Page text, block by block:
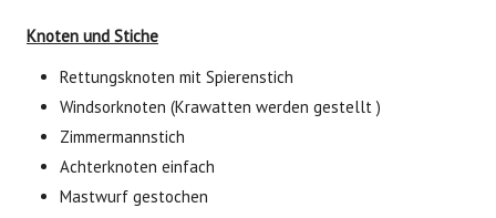
Knoten und Stiche
Rettungsknoten mit Spierenstich
Windsorknoten (Krawatten werden gestellt )
Zimmermannstich
Achterknoten einfach
Mastwurf gestochen